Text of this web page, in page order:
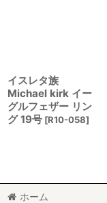
イスレタ族
Michael kirk イー
グルフェザー リン
グ 19号 [R10-058]
ホーム